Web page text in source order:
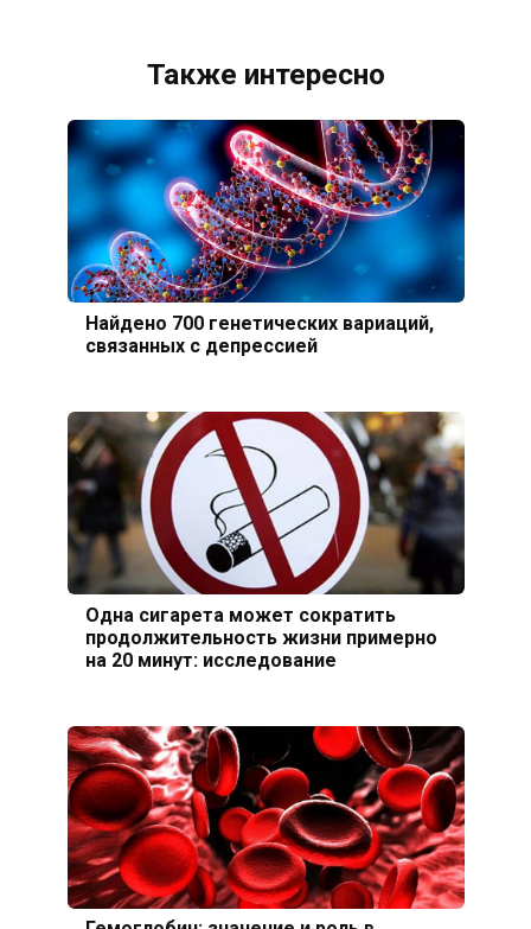
Также интересно
Найдено 700 генетических вариаций,
связанных с депрессией
Одна сигарета может сократить
продолжительность жизни примерно
на 20 минут: исследование